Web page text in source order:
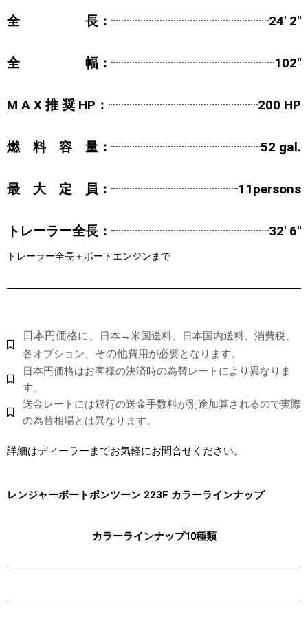
全 長： 24' 2''
全 幅： 102''
M A X 推 奨 HP： 200 HP
燃 料 容 量： 52 gal.
最 大 定 員： 11persons
トレーラー全長： 32' 6''
トレーラー全長＋ボートエンジンまで
日本円価格に、
日本→米国送料、日本国内送料、消費税、
各オプション、 その他費用が必要となります。
日本円価格はお客様の決済時の為替レートにより異なりま
す。
送金レートには銀行の送金手数料が別途加算されるので実際
の為替相場とは異なります。
詳細はディーラーまでお気軽にお問合せください。
レンジャーボートポンツーン 223F カラーラインナップ
カラーラインナップ10種類